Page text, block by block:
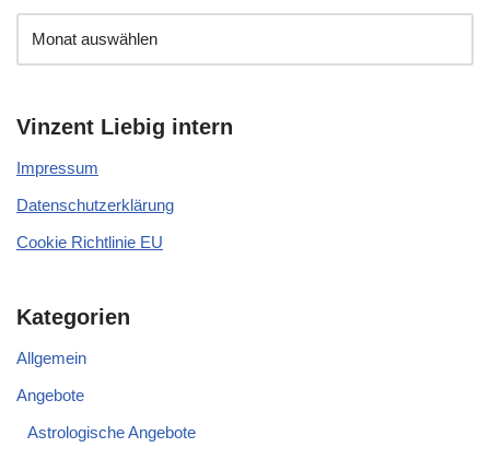
Vinzent Liebig intern
Impressum
Datenschutzerklärung
Cookie Richtlinie EU
Kategorien
Allgemein
Angebote
Astrologische Angebote